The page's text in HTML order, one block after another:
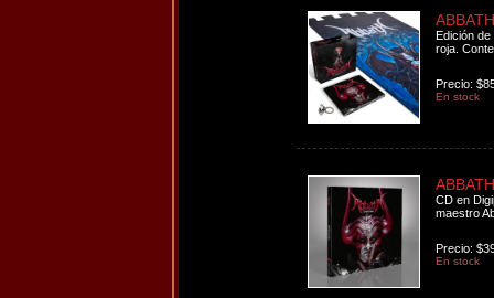
Edición
roja.
Precio:
En stock
CD en
maestro
Precio:
En stock